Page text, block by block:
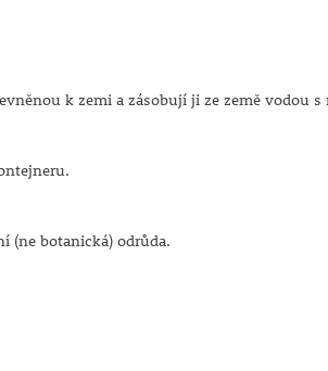
k zemi a zásobují ji ze země vodou
(ne botanická) odrůda.